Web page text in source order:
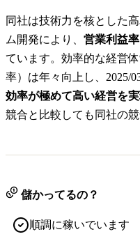
同社は技術力を核とした
ム開発により、 営業利益
ています。効率的な経営
率）は年々向上し、2025/
効率が極めて高い経営を
競合と比較しても同社の
儲かってるの？
順調に稼いでいます